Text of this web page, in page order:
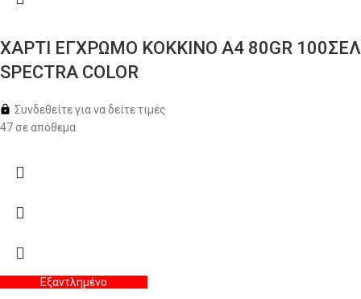
ΧΑΡΤΙ ΕΓΧΡΩΜΟ ΚΟΚΚΙΝΟ Α4 80GR 100ΣΕΛ
SPECTRA COLOR
Συνδεθείτε για να δείτε τιμές
47 σε απόθεμα
Εξαντλημένο